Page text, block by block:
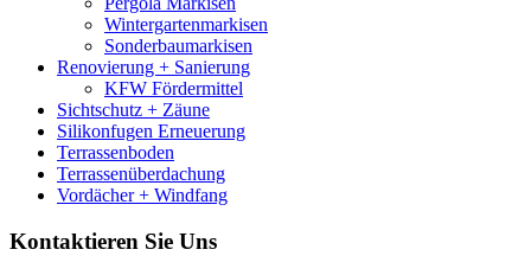
Wintergartenmarkisen
Sonderbaumarkisen
Renovierung + Sanierung
KFW Fördermittel
Sichtschutz + Zäune
Silikonfugen Erneuerung
Terrassenboden
Terrassenüberdachung
Vordächer + Windfang
Kontaktieren Sie Uns